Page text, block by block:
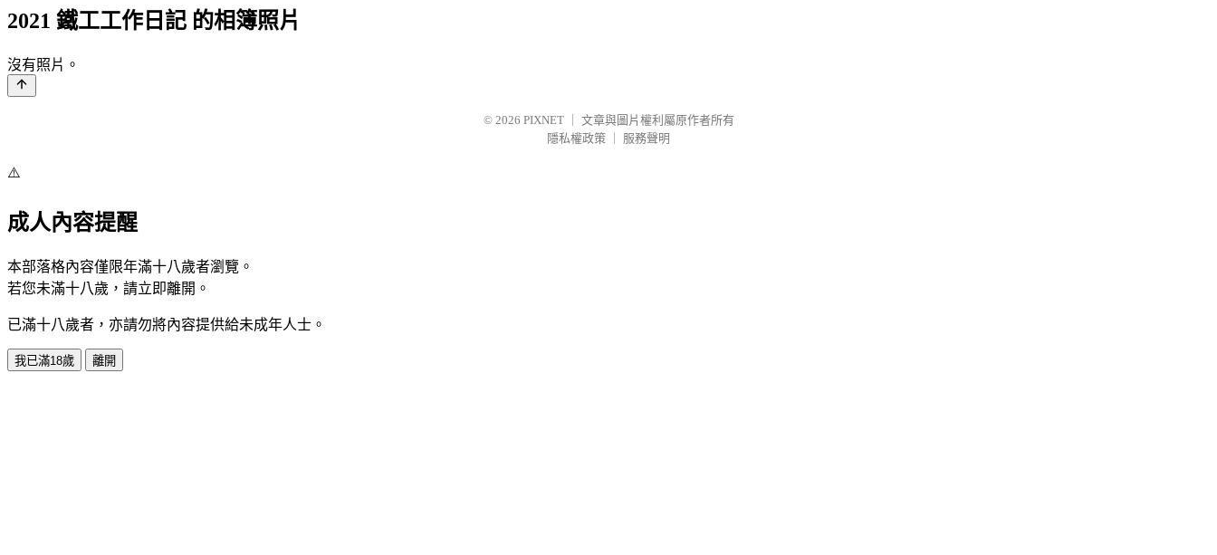
2021 鐵工工作日記 的相簿照片
沒有照片。
© 2026 PIXNET
文章與圖片權利屬原作者所有
隱私權政策
服務聲明
⚠️
成人內容提醒
本部落格內容僅限年滿十八歲者瀏覽。
若您未滿十八歲，請立即離開。
已滿十八歲者，亦請勿將內容提供給未成年人士。
我已滿18歲 離開